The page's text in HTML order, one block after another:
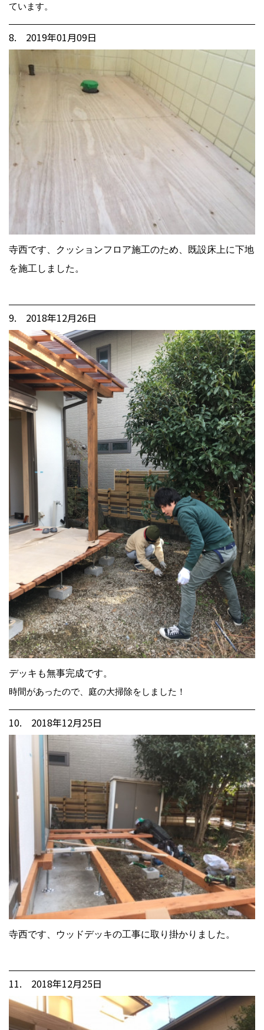
ています。
8. 2019年01月09日
寺西です、クッションフロア施工のため、既設床上に下地
を施工しました。
9. 2018年12月26日
デッキも無事完成です。
時間があったので、庭の大掃除をしました！
10. 2018年12月25日
寺西です、ウッドデッキの工事に取り掛かりました。
11. 2018年12月25日